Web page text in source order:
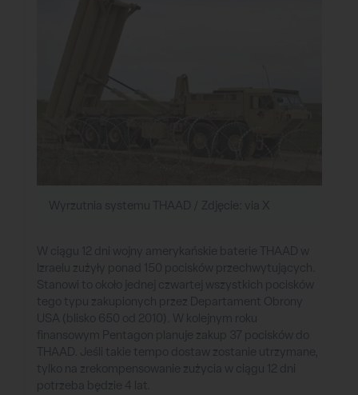
W ciągu 12 dni wojny amerykańskie baterie THAAD w
Izraelu zużyły ponad 150 pocisków przechwytujących.
Stanowi to około jednej czwartej wszystkich pocisków
tego typu zakupionych przez Departament Obrony
USA (blisko 650 od 2010). W kolejnym roku
finansowym Pentagon planuje zakup 37 pocisków do
THAAD. Jeśli takie tempo dostaw zostanie utrzymane,
tylko na zrekompensowanie zużycia w ciągu 12 dni
potrzeba będzie 4 lat.